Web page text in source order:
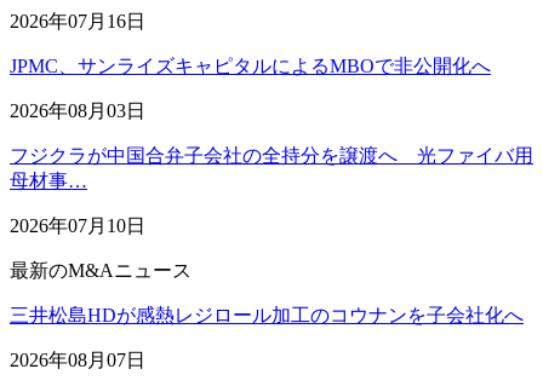
2026年07月16日
JPMC、サンライズキャピタルによるMBOで非公開化へ
2026年08月03日
フジクラが中国合弁子会社の全持分を譲渡へ 光ファイバ用
母材事…
2026年07月10日
最新のM&Aニュース
三井松島HDが感熱レジロール加工のコウナンを子会社化へ
2026年08月07日